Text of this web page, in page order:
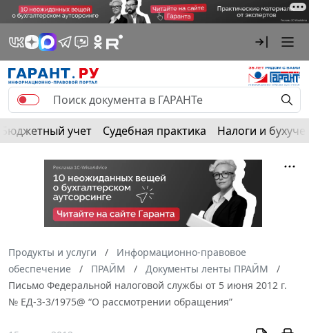
Бюджетный учет Судебная практика Налоги и
Продукты и услуги
Информационно-правовое
обеспечение
ПРАЙМ
Документы ленты ПРАЙМ
Письмо Федеральной налоговой службы от 5 июня 2012 г.
№ ЕД-3-3/1975@ “О рассмотрении обращения”